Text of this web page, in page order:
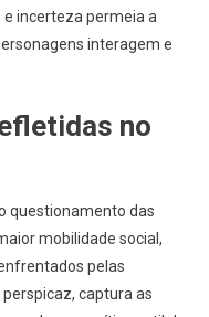
incerteza permeia a
interagem e
no
questionamento das
mobilidade social,
pelas
captura as